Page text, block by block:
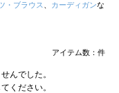
・ブラウス カーディガンな
アイテム数： 件
んでした。
ください。